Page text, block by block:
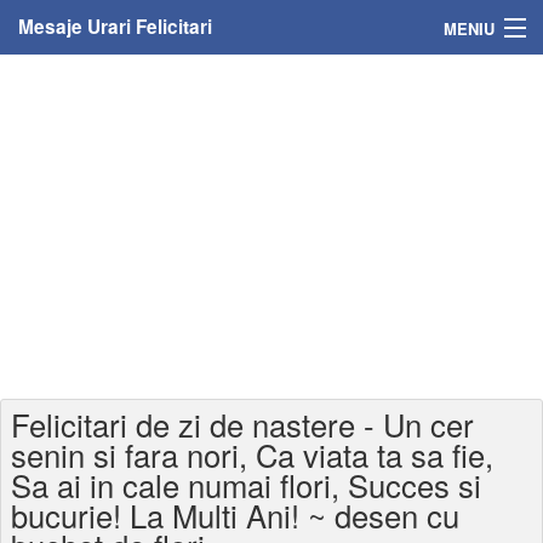
Mesaje Urari Felicitari MENIU
Felicitari varsta
Felicitari zilele anului
Felicitari de zi de nastere - Un cer
senin si fara nori, Ca viata ta sa fie,
Sa ai in cale numai flori, Succes si
bucurie! La Multi Ani! ~ desen cu